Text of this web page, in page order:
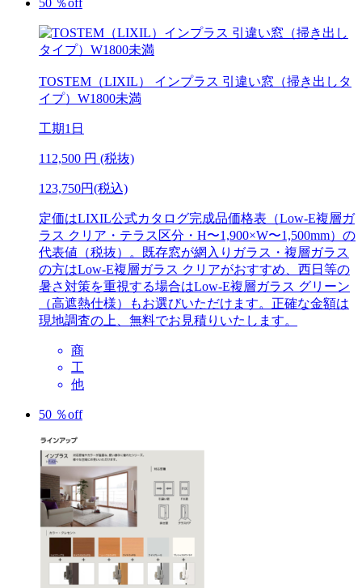
50 ％off
TOSTEM（LIXIL）
インプラス 引違い窓（掃き出しタ
イプ）W1800未満
工期1日
112,500 円 (税抜)
123,750円(税込)
定価はLIXIL公式カタログ完成品価格表（Low-E複層ガ
ラス クリア・テラス区分・H〜1,900×W〜1,500mm）の
代表値（税抜）。既存窓が網入りガラス・複層ガラス
の方はLow-E複層ガラス クリアがおすすめ、西日等の
暑さ対策を重視する場合はLow-E複層ガラス グリーン
（高遮熱仕様）もお選びいただけます。正確な金額は
現地調査の上、無料でお見積りいたします。
商
工
他
50 ％off